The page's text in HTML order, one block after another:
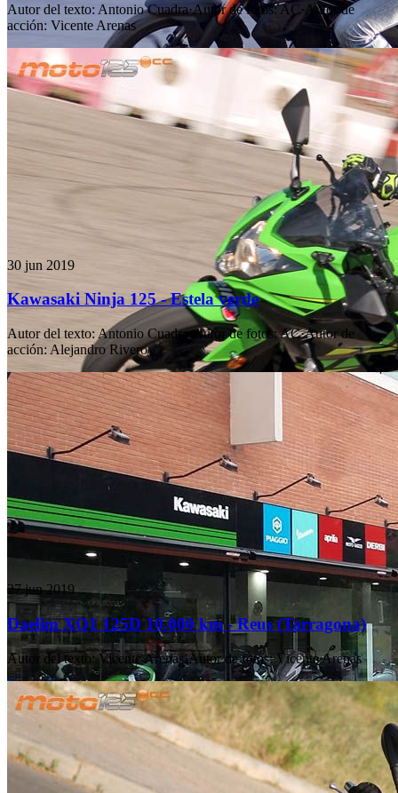
Autor del texto: Antonio Cuadra·Autor de fotos:AC· Autor de
acción: Vicente Arenas
30 jun 2019
Kawasaki Ninja 125 - Estela verde
Autor del texto: Antonio Cuadra·Autor de fotos:AC·Autor de
acción: Alejandro Rivero
27 jun 2019
Daelim XQ1 125D 10.000 km - Reus (Tarragona)
Autor del texto: Vicente Arenas·Autor de fotos: Vicente Arenas